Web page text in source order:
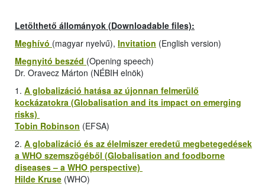
Letölthető állományok (Downloadable files):
Meghívó (magyar nyelvű), Invitation (English version)
Megnyitó beszéd (Opening speech)
Dr. Oravecz Márton (NÉBIH elnök)
1. A globalizáció hatása az újonnan felmerülő
kockázatokra (Globalisation and its impact on emerging
risks)
Tobin Robinson (EFSA)
2. A globalizáció és az élelmiszer eredetű megbetegedések
a WHO szemszögéből (Globalisation and foodborne
diseases – a WHO perspective)
Hilde Kruse (WHO)